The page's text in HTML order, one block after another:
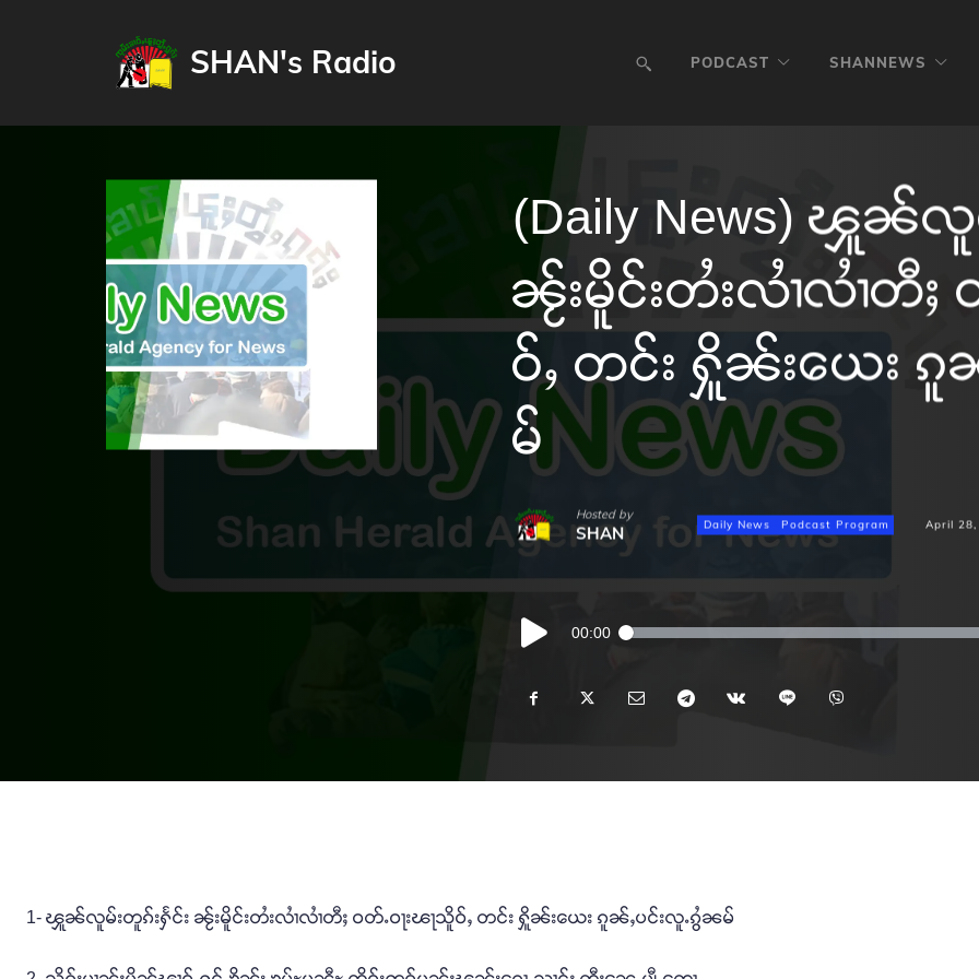
SHAN's Radio PODCAST SHANNEWS
(Daily News) ၾူၼ်လူ
ၼႂ်းမိူင်းတႆးလၢႆလၢႆတီႈ
ဝ်ႇ တင်း ႁိူၼ်းယေး
မ်
Hosted by
SHAN Daily News Podcast Program April 28,
Audio
Player
00:00
1- ၾူၼ်လူမ်းတူၵ်းႁႅင်း ၼႂ်းမိူင်းတႆးလၢႆလၢႆတီႈ ဝတ်ႉဝႃးၽႃသိူဝ်ႇ တင်း ႁိူၼ်းယေး ၵူၼ်ႇပင်းလူႉၵွႆၼမ်